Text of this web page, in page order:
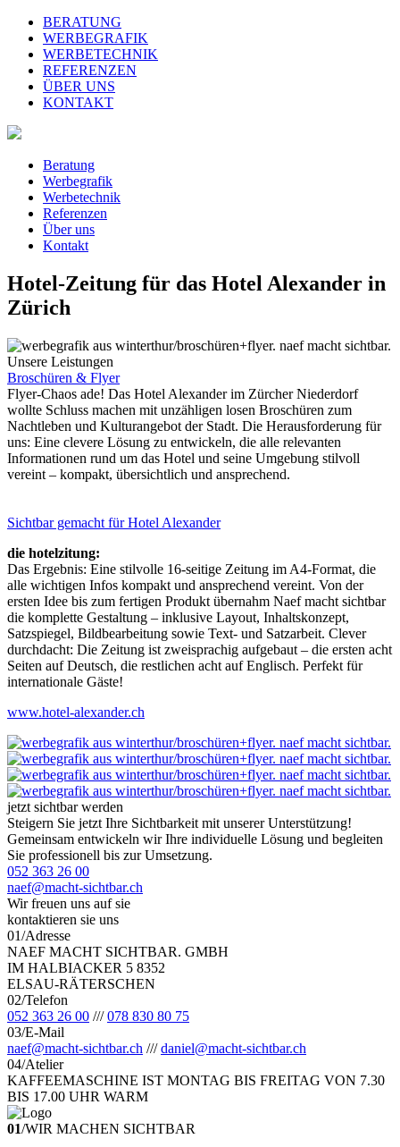
BERATUNG
WERBEGRAFIK
WERBETECHNIK
REFERENZEN
ÜBER UNS
KONTAKT
Beratung
Werbegrafik
Werbetechnik
Referenzen
Über uns
Kontakt
Hotel-Zeitung für das Hotel Alexander in
Zürich
Unsere Leistungen
Broschüren & Flyer
Flyer-Chaos ade! Das Hotel Alexander im Zürcher Niederdorf
wollte Schluss machen mit unzähligen losen Broschüren zum
Nachtleben und Kulturangebot der Stadt. Die Herausforderung für
uns: Eine clevere Lösung zu entwickeln, die alle relevanten
Informationen rund um das Hotel und seine Umgebung stilvoll
vereint – kompakt, übersichtlich und ansprechend.
Sichtbar gemacht fürHotel Alexander
die hotelzitung:
Das Ergebnis: Eine stilvolle 16-seitige Zeitung im A4-Format, die
alle wichtigen Infos kompakt und ansprechend vereint. Von der
ersten Idee bis zum fertigen Produkt übernahm Naef macht sichtbar
die komplette Gestaltung – inklusive Layout, Inhaltskonzept,
Satzspiegel, Bildbearbeitung sowie Text- und Satzarbeit. Clever
durchdacht: Die Zeitung ist zweisprachig aufgebaut – die ersten acht
Seiten auf Deutsch, die restlichen acht auf Englisch. Perfekt für
internationale Gäste!
www.hotel-alexander.ch
jetzt sichtbar werden
Steigern Sie jetzt Ihre Sichtbarkeit mit unserer Unterstützung!
Gemeinsam entwickeln wir Ihre individuelle Lösung und begleiten
Sie professionell bis zur Umsetzung.
052 363 26 00
naef@macht-sichtbar.ch
Wir freuen uns auf sie
kontaktieren sie uns
01/Adresse
NAEF MACHT SICHTBAR. GMBH
IM HALBIACKER 5 8352
ELSAU-RÄTERSCHEN
02/Telefon
052 363 26 00 /// 078 830 80 75
03/E-Mail
naef@macht-sichtbar.ch /// daniel@macht-sichtbar.ch
04/Atelier
KAFFEEMASCHINE IST MONTAG BIS FREITAG VON 7.30
BIS 17.00 UHR WARM
01/WIR MACHEN SICHTBAR